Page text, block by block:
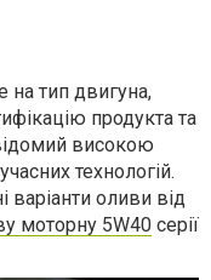
тип двигуна,
продукта та
високою
технологій.
варіанти оливи від
моторну 5W40 серії